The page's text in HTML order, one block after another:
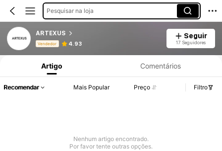
Pesquisar na loja
ARTEXUS
Vendedor 4.93
Seguir
17 Seguidores
Informações do Produto: Divulgação de Preço, Vendas e Detalhes de Stock.
Artigo Comentários
Recomendar Mais Popular Preço Filtro
Nenhum artigo encontrado.
Por favor tente outras opções.